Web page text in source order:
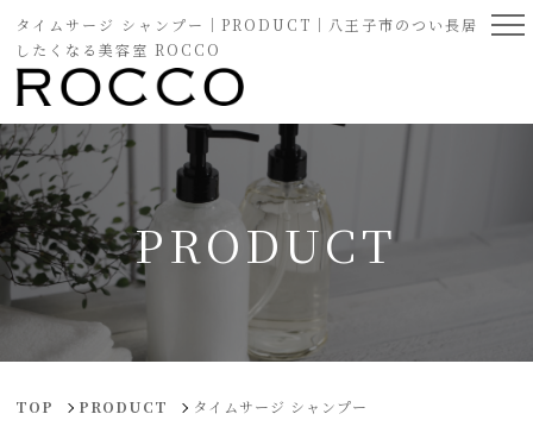
タイムサージ シャンプー｜PRODUCT｜八王子市のつい長居
したくなる美容室 ROCCO
PRODUCT
TOP PRODUCT タイムサージ シャンプー